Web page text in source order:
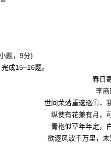
题，9分)
成15~16题。
春日
李商
世间荣落重逡巡①，
纵使有花兼有月，
青袍似草年年定，
欲逐风波千万里，